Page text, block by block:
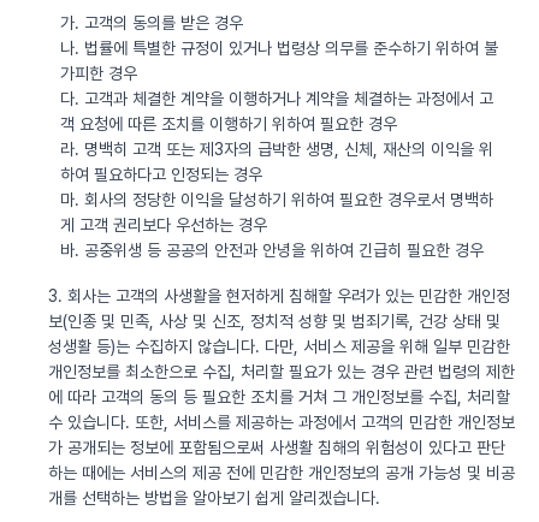
가. 고객의 동의를 받은 경우
나. 법률에 특별한 규정이 있거나 법령상 의무를 준수하기 위하여 불
가피한 경우
다. 고객과 체결한 계약을 이행하거나 계약을 체결하는 과정에서 고
객 요청에 따른 조치를 이행하기 위하여 필요한 경우
라. 명백히 고객 또는 제3자의 급박한 생명, 신체, 재산의 이익을 위
하여 필요하다고 인정되는 경우
마. 회사의 정당한 이익을 달성하기 위하여 필요한 경우로서 명백하
게 고객 권리보다 우선하는 경우
바. 공중위생 등 공공의 안전과 안녕을 위하여 긴급히 필요한 경우
3. 회사는 고객의 사생활을 현저하게 침해할 우려가 있는 민감한 개인정
보(인종 및 민족, 사상 및 신조, 정치적 성향 및 범죄기록, 건강 상태 및
성생활 등)는 수집하지 않습니다. 다만, 서비스 제공을 위해 일부 민감한
개인정보를 최소한으로 수집, 처리할 필요가 있는 경우 관련 법령의 제한
에 따라 고객의 동의 등 필요한 조치를 거쳐 그 개인정보를 수집, 처리할
수 있습니다. 또한, 서비스를 제공하는 과정에서 고객의 민감한 개인정보
가 공개되는 정보에 포함됨으로써 사생활 침해의 위험성이 있다고 판단
하는 때에는 서비스의 제공 전에 민감한 개인정보의 공개 가능성 및 비공
개를 선택하는 방법을 알아보기 쉽게 알리겠습니다.